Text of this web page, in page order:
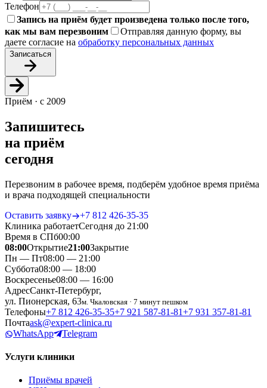
Телефон
Запись на приём будет произведена только после того,
как мы вам перезвоним
Отправляя данную форму, вы
даете согласие на обработку персональных данных
Записаться
Приём · с 2009
Запишитесь
на приём
сегодня
Перезвоним в рабочее время, подберём удобное время приёма
и врача подходящей специальности
Оставить заявку
+7 812 426‑35‑35
Клиника работаетСегодня до 21:00
Время в СПб00:00
08:00Открытие21:00Закрытие
Пн — Пт08:00 — 21:00
Суббота08:00 — 18:00
Воскресенье08:00 — 16:00
АдресСанкт-Петербург,
ул. Пионерская, 63м. Чкаловская · 7 минут пешком
Телефоны+7 812 426‑35‑35+7 921 587‑81‑81+7 931 357‑81‑81
Почтаask@expert-clinica.ru
WhatsApp
Telegram
Услуги клиники
Приёмы врачей